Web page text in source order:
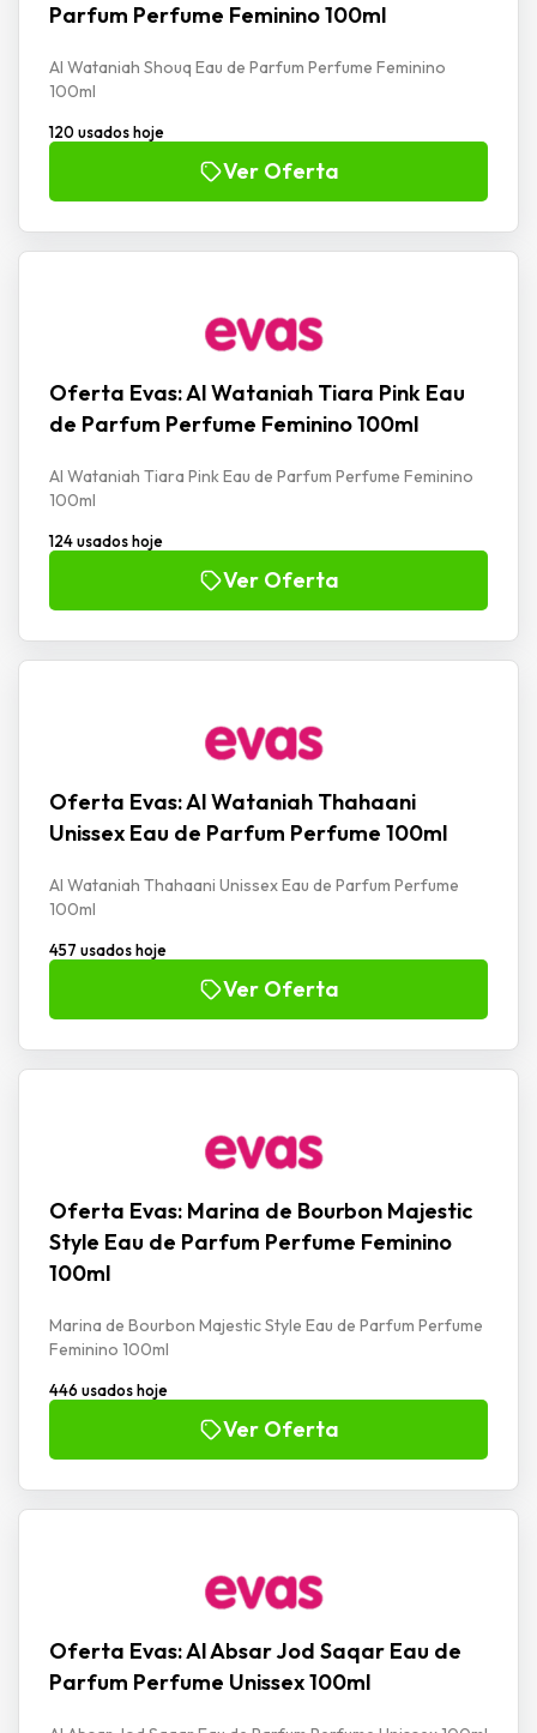
Parfum Perfume Feminino 100ml
Al Wataniah Shouq Eau de Parfum Perfume Feminino
100ml
120 usados hoje
Ver Oferta
Oferta Evas: Al Wataniah Tiara Pink Eau
de Parfum Perfume Feminino 100ml
Al Wataniah Tiara Pink Eau de Parfum Perfume Feminino
100ml
124 usados hoje
Ver Oferta
Oferta Evas: Al Wataniah Thahaani
Unissex Eau de Parfum Perfume 100ml
Al Wataniah Thahaani Unissex Eau de Parfum Perfume
100ml
457 usados hoje
Ver Oferta
Oferta Evas: Marina de Bourbon Majestic
Style Eau de Parfum Perfume Feminino
100ml
Marina de Bourbon Majestic Style Eau de Parfum Perfume
Feminino 100ml
446 usados hoje
Ver Oferta
Oferta Evas: Al Absar Jod Saqar Eau de
Parfum Perfume Unissex 100ml